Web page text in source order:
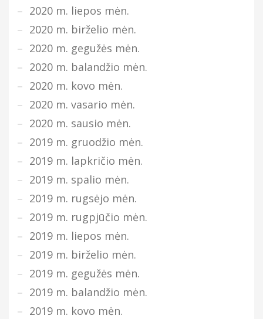
2020 m. liepos mėn.
2020 m. birželio mėn.
2020 m. gegužės mėn.
2020 m. balandžio mėn.
2020 m. kovo mėn.
2020 m. vasario mėn.
2020 m. sausio mėn.
2019 m. gruodžio mėn.
2019 m. lapkričio mėn.
2019 m. spalio mėn.
2019 m. rugsėjo mėn.
2019 m. rugpjūčio mėn.
2019 m. liepos mėn.
2019 m. birželio mėn.
2019 m. gegužės mėn.
2019 m. balandžio mėn.
2019 m. kovo mėn.